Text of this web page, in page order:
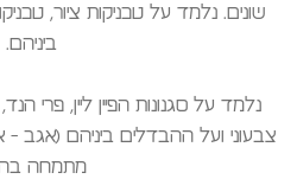
שונים. נלמד על טכניקות ציור,
ביניהם.
נלמד על סגנונות הפיין ליין, פרי
צבעוני ועל ההבדלים ביניהם (אגב -
מתמחה